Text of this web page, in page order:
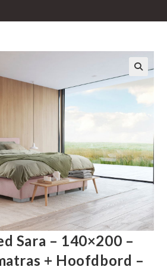
🔍
Sara – 140×200 –
+ Hoofdbord –